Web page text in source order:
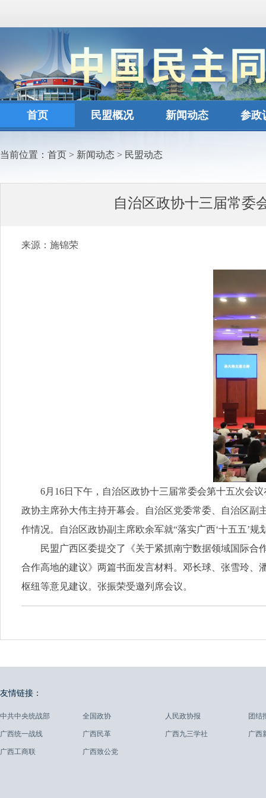
首页 民盟概况 新闻动态 参政
当前位置： 首页 > 新闻动态 > 民盟动态
自治区政协十三届常委
来源：施锦荣
6月16日下午，自治区政协十三届常委会第十五次会
政协主席孙大伟主持开幕会。自治区党委常委、自治区副
作情况。自治区政协副主席欧余军就“落实广西‘十五五’
民盟广西区委提交了《关于紧抓南宁数据领域国际
合作高地的建议》两篇书面发言材料。邓长球、张雪玲
枢纽等意见建议。张振荣受邀列席会议。
友情链接：
中共中央统战部 全国政协 人民政协报 团结
广西统一战线 广西民革 广西九三学社 广西
广西工商联 广西致公党